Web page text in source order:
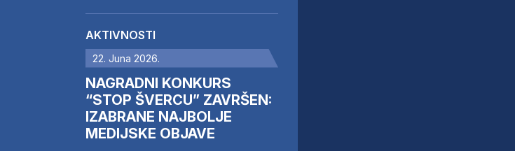
AKTIVNOSTI
22. Juna 2026.
NAGRADNI KONKURS
“STOP ŠVERCU” ZAVRŠEN:
IZABRANE NAJBOLJE
MEDIJSKE OBJAVE